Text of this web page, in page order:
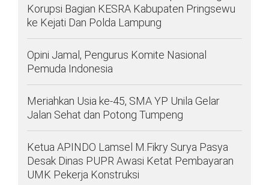
Korupsi Bagian KESRA Kabupaten Pringsewu
ke Kejati Dan Polda Lampung
Opini Jamal, Pengurus Komite Nasional
Pemuda Indonesia
Meriahkan Usia ke-45, SMA YP Unila Gelar
Jalan Sehat dan Potong Tumpeng
Ketua APINDO Lamsel M.Fikry Surya Pasya
Desak Dinas PUPR Awasi Ketat Pembayaran
UMK Pekerja Konstruksi